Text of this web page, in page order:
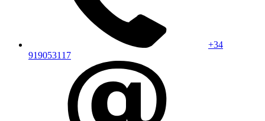
+34
919053117